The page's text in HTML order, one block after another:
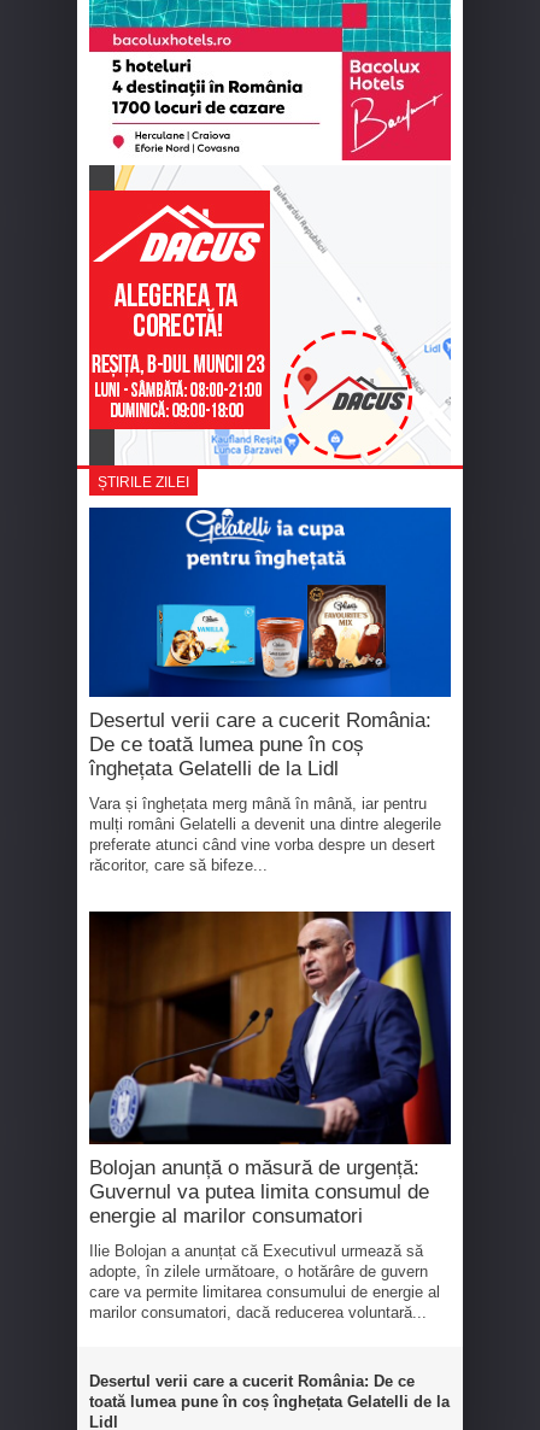
ȘTIRILE ZILEI
Desertul verii care a cucerit România:
De ce toată lumea pune în coș
înghețata Gelatelli de la Lidl
Vara și înghețata merg mână în mână, iar pentru
mulți români Gelatelli a devenit una dintre alegerile
preferate atunci când vine vorba despre un desert
răcoritor, care să bifeze...
Bolojan anunță o măsură de urgență:
Guvernul va putea limita consumul de
energie al marilor consumatori
Ilie Bolojan a anunțat că Executivul urmează să
adopte, în zilele următoare, o hotărâre de guvern
care va permite limitarea consumului de energie al
marilor consumatori, dacă reducerea voluntară...
Desertul verii care a cucerit România: De ce
toată lumea pune în coș înghețata Gelatelli de la
Lidl